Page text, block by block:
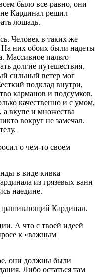
было все-равно, они
Кардинал решил
лошадь.
Человек в таких же
На них обоих были надеты
Массивное пальто
долгие путешествия.
сильный ветер мог
подклад внутри,
карманов и подсумков.
качественно и с умом,
а вкупе и множества
вокруг не замечал.
о чем-то своем
в виде кивка
из грязевых ванн
наедине.
Кардинал.
А что с твоей идеей
к «важным
они должны были
Либо остаться там